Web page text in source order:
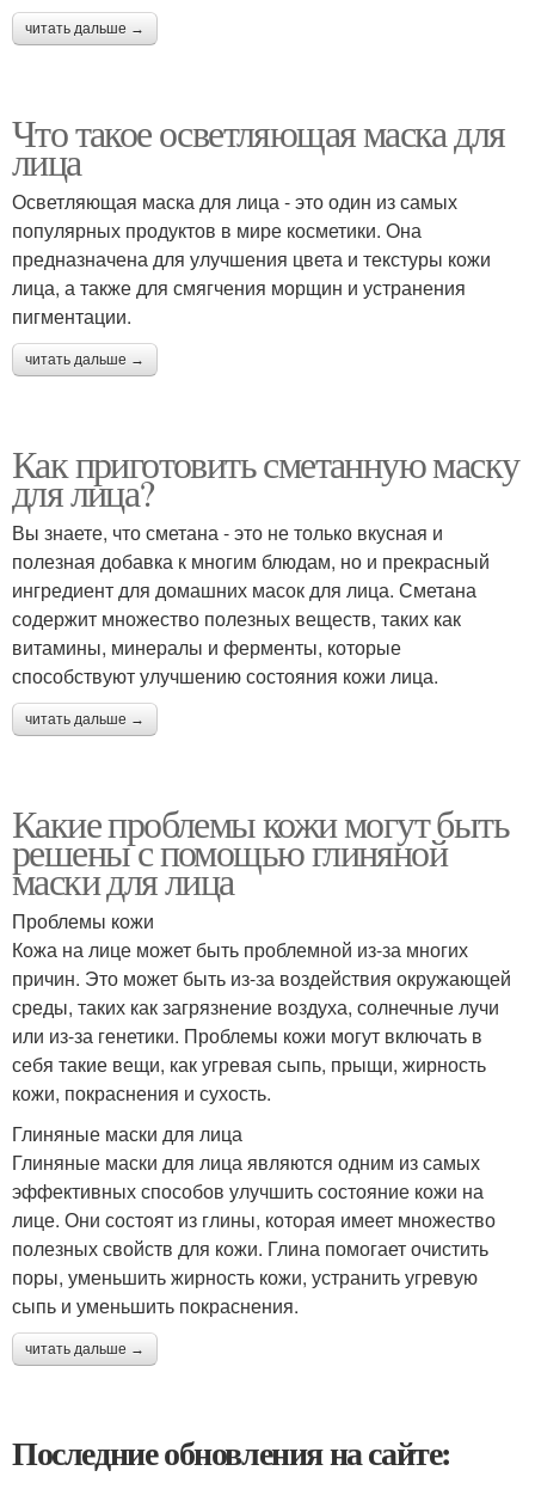
читать дальше →
Что такое осветляющая маска для
лица
Осветляющая маска для лица - это один из самых
популярных продуктов в мире косметики. Она
предназначена для улучшения цвета и текстуры кожи
лица, а также для смягчения морщин и устранения
пигментации.
читать дальше →
Как приготовить сметанную маску
для лица?
Вы знаете, что сметана - это не только вкусная и
полезная добавка к многим блюдам, но и прекрасный
ингредиент для домашних масок для лица. Сметана
содержит множество полезных веществ, таких как
витамины, минералы и ферменты, которые
способствуют улучшению состояния кожи лица.
читать дальше →
Какие проблемы кожи могут быть
решены с помощью глиняной
маски для лица
Проблемы кожи
Кожа на лице может быть проблемной из-за многих
причин. Это может быть из-за воздействия окружающей
среды, таких как загрязнение воздуха, солнечные лучи
или из-за генетики. Проблемы кожи могут включать в
себя такие вещи, как угревая сыпь, прыщи, жирность
кожи, покраснения и сухость.
Глиняные маски для лица
Глиняные маски для лица являются одним из самых
эффективных способов улучшить состояние кожи на
лице. Они состоят из глины, которая имеет множество
полезных свойств для кожи. Глина помогает очистить
поры, уменьшить жирность кожи, устранить угревую
сыпь и уменьшить покраснения.
читать дальше →
Последние обновления на сайте: